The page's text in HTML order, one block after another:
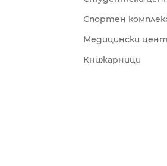
Спортен
Медицински
Книжарници